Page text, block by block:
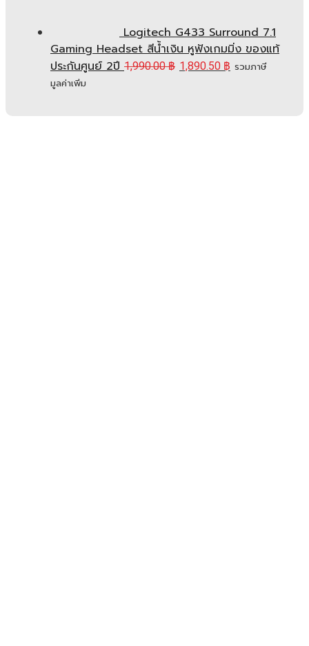
Logitech G433 Surround 7.1
Gaming Headset สีน้ำเงิน หูฟังเกมมิ่ง ของแท้
ประกันศูนย์ 2ปี 1,990.00฿ 1,890.50 ฿ รวมภาษี
มูลค่าเพิ่ม